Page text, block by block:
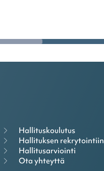
Hallituskoulutus
Hallituksen rekrytointiin
Hallitusarviointi
Ota yhteyttä